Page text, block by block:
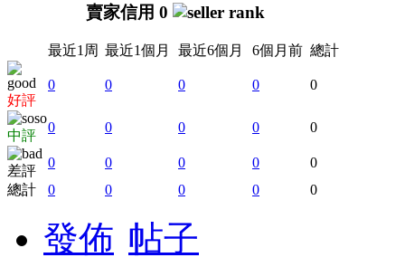
賣家信用 0
最近1周 最近1個月 最近6個月 6個月前 總計
好評
0 0 0 0 0
中評
0 0 0 0 0
差評
0 0 0 0
0
總計
0 0 0 0 0
發佈 帖子